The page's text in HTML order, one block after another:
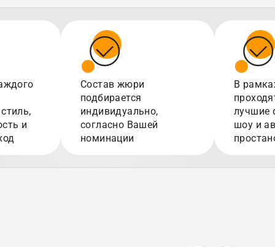
и
Состав жюри
подбирается
индивидуально,
согласно Вашей
номинации
В
лучшие
шоу и